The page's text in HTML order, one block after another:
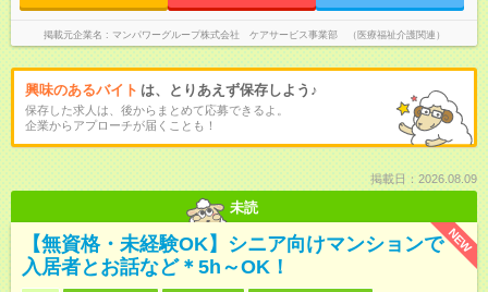
掲載元企業名 マンパワーグループ株式会社 ケアサービス事業部 （医療福祉介護関連）
興味のあるバイト は、とりあえず保存しよう♪
保存した求人は、後からまとめて応募できるよ。
企業からアプローチが届くことも！
掲載日：2026.08.09
未読
NEW
【無資格・未経験OK】シニア向けマンションで
入居者とお話など＊5h～OK！